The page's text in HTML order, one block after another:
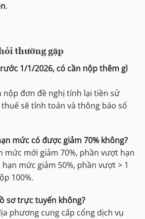
.
thường gặp
1/1/2026, có cần nộp thêm gì
nộp đơn đề nghị tính lại tiền sử
sẽ tính toán và thông báo số
mức có được giảm 70% không?
mức mới giảm 70%, phần vượt hạn
mức giảm 50%, phần vượt > 1
100%.
sơ trực tuyến không?
phương cung cấp cổng dịch vụ